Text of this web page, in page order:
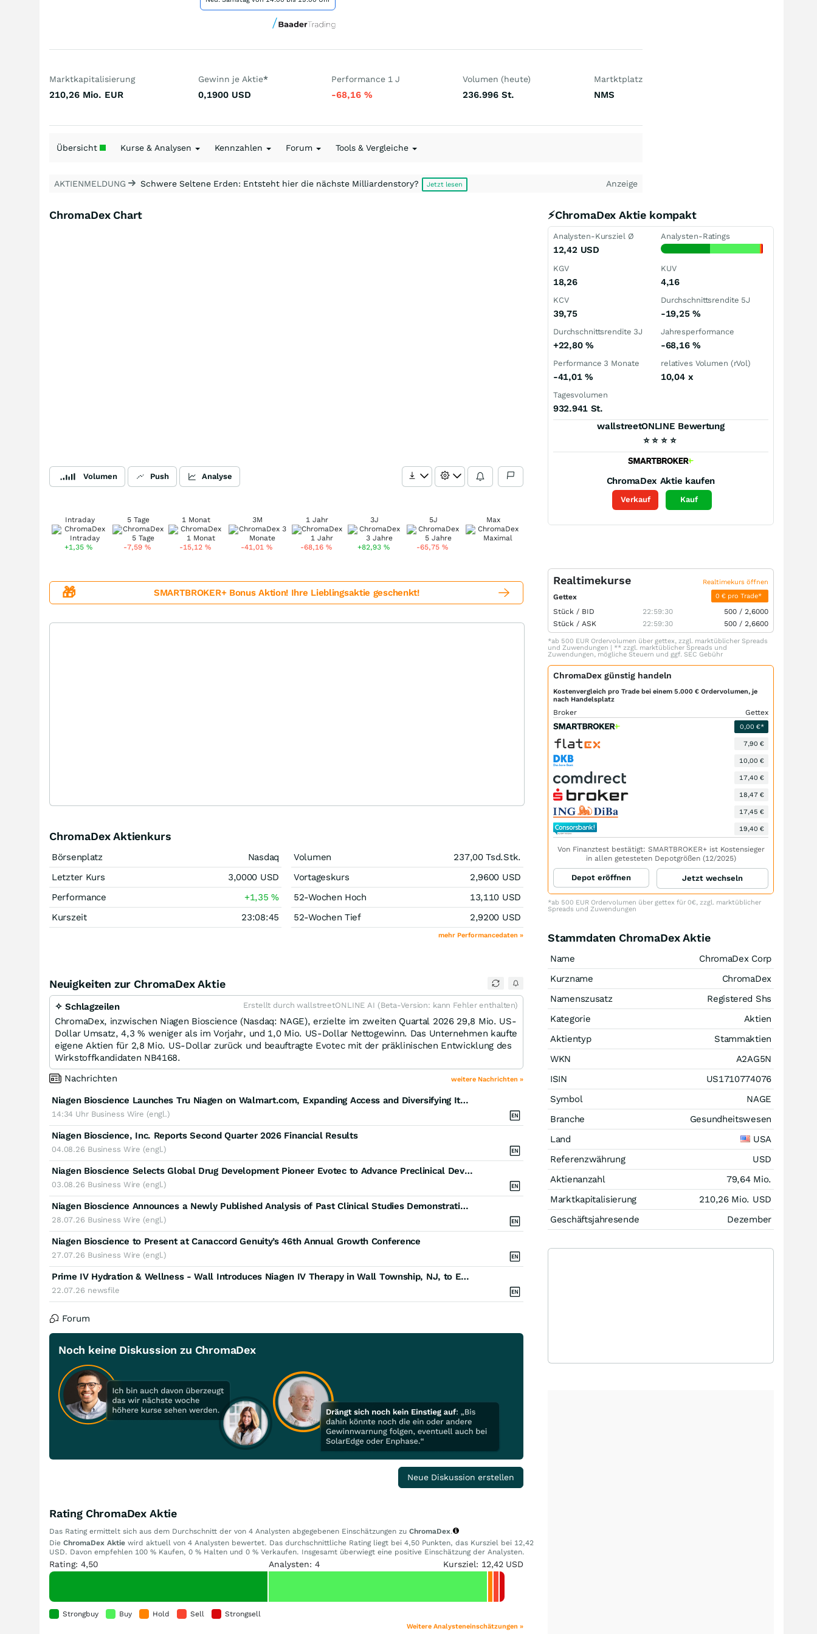
Marktkapitalisierung
210,26 Mio. EUR
Gewinn je Aktie*
0,1900 USD
Performance 1 J
-68,16 %
Volumen (heute)
236.996 St.
Martktplatz
NMS
Übersicht Kurse & Analysen Kennzahlen Forum Tools & Vergleiche
AKTIENMELDUNG Schwere Seltene Erden: Entsteht hier die nächste Milliardenstory? Jetzt lesen Anzeige
ChromaDex Chart
Volumen Push Analyse
Intraday
+1,35%
5 Tage
-7,59 %
1 Monat
-15,12 %
3M
-41,01 %
1 Jahr
-68,16 %
3J
+82,93 %
5J
-65,75%
Max
⚡ChromaDex Aktie kompakt
Analysten-Kursziel Ø
12,42 USD
Analysten-Ratings
KGV
18,26
KUV
4,16
KCV
39,75
Durchschnittsrendite 5J
-19,25 %
Durchschnittsrendite 3J
+22,80 %
Jahresperformance
-68,16 %
Performance 3 Monate
-41,01 %
relatives Volumen (rVol)
10,04 x
Tagesvolumen
932.941 St.
wallstreetONLINE Bewertung
⭐ ⭐ ⭐ ⭐
ChromaDex Aktie kaufen
Verkauf Kauf
🎁 SMARTBROKER+ Bonus Aktion! Ihre Lieblingsaktie geschenkt!
ChromaDex Aktienkurs
Börsenplatz
Nasdaq
Letzter Kurs
3,0000 USD
Performance
+1,35%
Kurszeit
23:08:45
Volumen 237,00 Tsd.Stk.
Vortageskurs
2,9600 USD
52-Wochen Hoch
13,110 USD
52-Wochen Tief
2,9200 USD
mehr Performancedaten »
Neuigkeiten zur ChromaDex Aktie
✧ Schlagzeilen Erstellt durch wallstreetONLINE AI (Beta-Version: kann Fehler enthalten)
ChromaDex, inzwischen Niagen Bioscience (Nasdaq: NAGE), erzielte im zweiten Quartal 2026 29,8 Mio. US-
Dollar Umsatz, 4,3 % weniger als im Vorjahr, und 1,0 Mio. US-Dollar Nettogewinn. Das Unternehmen kaufte
eigene Aktien für 2,8 Mio. US-Dollar zurück und beauftragte Evotec mit der präklinischen Entwicklung des
Wirkstoffkandidaten NB4168.
Nachrichten
weitere Nachrichten »
Niagen Bioscience Launches Tru Niagen on Walmart.com, Expanding Access and Diversifying Its E-commerce Marketplace Presence
14:34 Uhr Business Wire (engl.)
Niagen Bioscience, Inc. Reports Second Quarter 2026 Financial Results
04.08.26 Business Wire (engl.)
Niagen Bioscience Selects Global Drug Development Pioneer Evotec to Advance Preclinical Development for NB4168
03.08.26 Business Wire (engl.)
Niagen Bioscience Announces a Newly Published Analysis of Past Clinical Studies Demonstrating Niagen (Patented Nicotinamide Riboside, NR) Supplementation Improved a Muscle-Specific Marker of Biological Aging
28.07.26 Business Wire (engl.)
Niagen Bioscience to Present at Canaccord Genuity’s 46th Annual Growth Conference
27.07.26 Business Wire (engl.)
Prime IV Hydration & Wellness - Wall Introduces Niagen IV Therapy in Wall Township, NJ, to Expand Wellness Options
22.07.26 newsfile
Forum
Noch keine Diskussion zu ChromaDex
Neue Diskussion erstellen
Rating ChromaDex Aktie
Das Rating ermittelt sich aus dem Durchschnitt der von 4 Analysten abgegebenen Einschätzungen zu ChromaDex.
Die ChromaDex Aktie wird aktuell von 4 Analysten bewertet. Das durchschnittliche Rating liegt bei 4,50 Punkten, das Kursziel bei 12,42
USD. Davon empfehlen 100 % Kaufen, 0 % Halten und 0 % Verkaufen. Insgesamt überwiegt eine positive Einschätzung der Analysten.
Rating: 4,50 Analysten: 4 Kursziel: 12,42 USD
Strongbuy Buy Hold Sell Strongsell
Weitere Analysteneinschätzungen »
Realtimekurse Realtimekurs öffnen
Gettex 0 € pro Trade*
Stück / BID 22:59:30 500 / 2,6000
Stück / ASK 22:59:30 500 / 2,6600
*ab 500 EUR Ordervolumen über gettex, zzgl. marktüblicher Spreads
und Zuwendungen | ** zzgl. marktüblicher Spreads und
Zuwendungen, mögliche Steuern und ggf. SEC Gebühr
ChromaDex günstig handeln
Kostenvergleich pro Trade bei einem 5.000 € Ordervolumen, je
nach Handelsplatz
Broker Gettex
0,00 €*
7,90 €
10,00 €
17,40 €
18,47 €
17,45 €
19,40 €
Von Finanztest bestätigt: SMARTBROKER+ ist Kostensieger
in allen getesteten Depotgrößen (12/2025)
Depot eröffnen Jetzt wechseln
*ab 500 EUR Ordervolumen über gettex für 0€, zzgl. marktüblicher
Spreads und Zuwendungen
Stammdaten ChromaDex Aktie
Name
ChromaDex Corp
Kurzname
ChromaDex
Namenszusatz
Registered Shs
Kategorie
Aktien
Aktientyp
Stammaktien
WKN
A2AG5N
ISIN
US1710774076
Symbol
NAGE
Branche
Gesundheitswesen
Land
USA
Referenzwährung
USD
Aktienanzahl
79,64 Mio.
Marktkapitalisierung
210,26 Mio. USD
Geschäftsjahresende
Dezember